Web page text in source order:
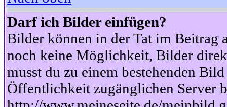
Darf ich Bilder einfügen?
Bilder können in der Tat im Beitrag
noch keine Möglichkeit, Bilder
musst du zu einem bestehenden
Öffentlichkeit zugänglichen Server